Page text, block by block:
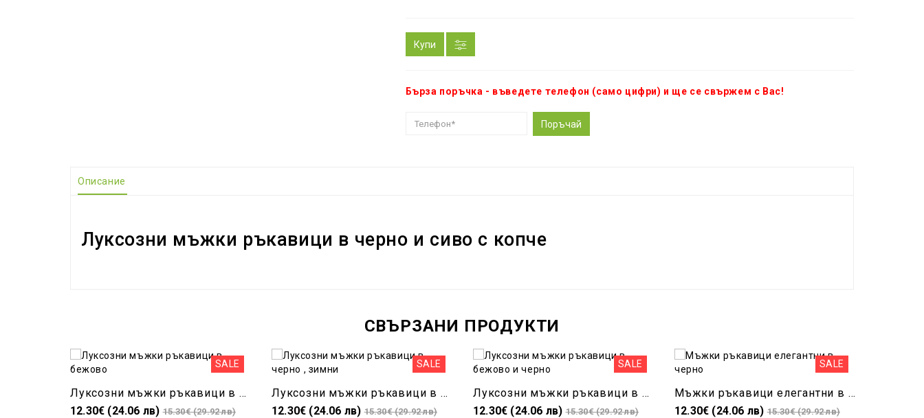
Купи
Бърза поръчка - въведете телефон (само цифри) и ще се свържем с Вас!
Поръчай
Описание
Луксозни мъжки ръкавици в черно и сиво с копче
СВЪРЗАНИ ПРОДУКТИ
SALE
Луксозни мъжки ръкавици в бежово
12.30€ (24.06 лв) 15.30€ (29.92 лв)
SALE
Луксозни мъжки ръкавици в черно , зимни
12.30€ (24.06 лв) 15.30€ (29.92 лв)
SALE
Луксозни мъжки ръкавици в бежово и черно
12.30€ (24.06 лв) 15.30€ (29.92 лв)
SALE
Мъжки ръкавици елегантни в черно
12.30€ (24.06 лв) 15.30€ (29.92 лв)